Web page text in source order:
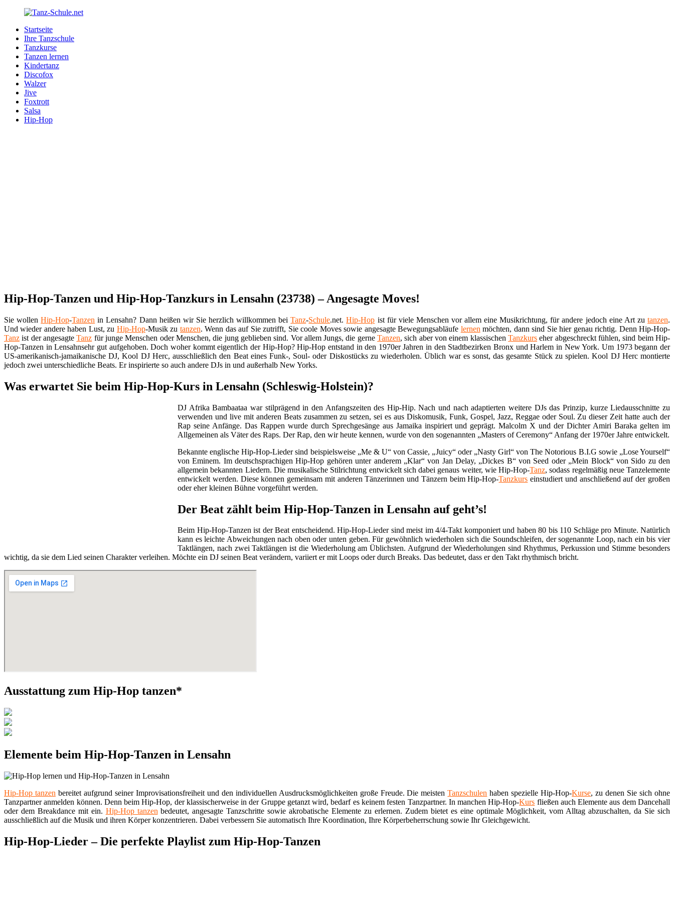
Zurück
Inhalt
Tanz-
Schule.net
Ihre
Tanzschule
Internet
Startseite
Ihre Tanzschule
Tanzkurse
Tanzen lernen
Kindertanz
Discofox
Walzer
Jive
Foxtrott
Salsa
Hip-Hop
Hip-Hop-Tanzen und Hip-Hop-Tanzkurs in Lensahn (23738) – Angesagte Moves!
Sie wollenHip-Hop-Tanzen in Lensahn? Dann heißen wir Sie herzlich willkommen beiTanz-Schule.net.Hip-Hop ist für viele Menschen vor allem eine Musikrichtung, für andere jedoch eine Art zutanzen.
Und wieder andere haben Lust, zu Hip-Hop-Musik zu tanzen. Wenn das auf Sie zutrifft, Sie coole Moves sowie angesagte Bewegungsabläufe lernen möchten, dann sind Sie hier genau richtig. Denn Hip-Hop-
Tanz ist der angesagteTanz für junge Menschen oder Menschen, die jung geblieben sind. Vor allem Jungs, die gerneTanzen, sich aber von einem klassischenTanzkurs eher abgeschreckt fühlen, sind beim Hip-
Hop-Tanzen in Lensahnsehr gut aufgehoben. Doch woher kommt eigentlich der Hip-Hop? Hip-Hop entstand in den 1970er Jahren in den Stadtbezirken Bronx und Harlem in New York. Um 1973 begann der
US-amerikanisch-jamaikanische DJ, Kool DJ Herc, ausschließlich den Beat eines Funk-, Soul- oder Diskostücks zu wiederholen. Üblich war es sonst, das gesamte Stück zu spielen. Kool DJ Herc montierte
jedoch zwei unterschiedliche Beats. Er inspirierte so auch andere DJs in und außerhalb New Yorks.
Was erwartet Sie beim Hip-Hop-Kurs in Lensahn (Schleswig-Holstein)?
DJ Afrika Bambaataa war stilprägend in den Anfangszeiten des Hip-Hip. Nach und nach adaptierten weitere DJs das Prinzip, kurze Liedausschnitte zu
verwenden und live mit anderen Beats zusammen zu setzen, sei es aus Diskomusik, Funk, Gospel, Jazz, Reggae oder Soul. Zu dieser Zeit hatte auch der
Rap seine Anfänge. Das Rappen wurde durch Sprechgesänge aus Jamaika inspiriert und geprägt. Malcolm X und der Dichter Amiri Baraka gelten im
Allgemeinen als Väter des Raps. Der Rap, den wir heute kennen, wurde von den sogenannten „Masters of Ceremony“ Anfang der 1970er Jahre entwickelt.
Bekannte englische Hip-Hop-Lieder sind beispielsweise „Me & U“ von Cassie, „Juicy“ oder „Nasty Girl“ von The Notorious B.I.G sowie „Lose Yourself“
von Eminem. Im deutschsprachigen Hip-Hop gehören unter anderem „Klar“ von Jan Delay, „Dickes B“ von Seed oder „Mein Block“ von Sido zu den
allgemein bekannten Liedern. Die musikalische Stilrichtung entwickelt sich dabei genaus weiter, wie Hip-Hop-Tanz, sodass regelmäßig neue Tanzelemente
entwickelt werden. Diese können gemeinsam mit anderen Tänzerinnen und Tänzern beim Hip-Hop-Tanzkurs einstudiert und anschließend auf der großen
oder eher kleinen Bühne vorgeführt werden.
Der Beat zählt beim Hip-Hop-Tanzen in Lensahn auf geht’s!
Beim Hip-Hop-Tanzen ist der Beat entscheidend. Hip-Hop-Lieder sind meist im 4/4-Takt komponiert und haben 80 bis 110 Schläge pro Minute. Natürlich
kann es leichte Abweichungen nach oben oder unten geben. Für gewöhnlich wiederholen sich die Soundschleifen, der sogenannte Loop, nach ein bis vier
Taktlängen, nach zwei Taktlängen ist die Wiederholung am Üblichsten. Aufgrund der Wiederholungen sind Rhythmus, Perkussion und Stimme besonders
wichtig, da sie dem Lied seinen Charakter verleihen. Möchte ein DJ seinen Beat verändern, variiert er mit Loops oder durch Breaks. Das bedeutet, dass er den Takt rhythmisch bricht.
Ausstattung zum Hip-Hop tanzen*
Elemente beim Hip-Hop-Tanzen in Lensahn
Hip-Hop tanzen bereitet aufgrund seiner Improvisationsfreiheit und den individuellen Ausdrucksmöglichkeiten große Freude. Die meistenTanzschulen haben spezielle Hip-Hop-Kurse, zu denen Sie sich ohne
Tanzpartner anmelden können. Denn beim Hip-Hop, der klassischerweise in der Gruppe getanzt wird, bedarf es keinem festen Tanzpartner. In manchen Hip-Hop-Kurs fließen auch Elemente aus dem Dancehall
oder dem Breakdance mit ein. Hip-Hop tanzen bedeutet, angesagte Tanzschritte sowie akrobatische Elemente zu erlernen. Zudem bietet es eine optimale Möglichkeit, vom Alltag abzuschalten, da Sie sich
ausschließlich auf die Musik und ihren Körper konzentrieren. Dabei verbessern Sie automatisch Ihre Koordination, Ihre Körperbeherrschung sowie Ihr Gleichgewicht.
Hip-Hop-Lieder – Die perfekte Playlist zum Hip-Hop-Tanzen